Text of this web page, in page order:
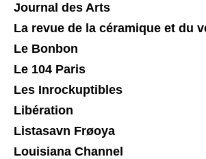
Journal des Arts
La revue de la céramique et du
Le Bonbon
Le 104 Paris
Les Inrockuptibles
Libération
Listasavn Frøoya
Louisiana Channel